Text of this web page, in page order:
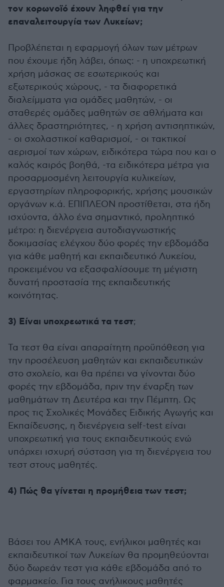
τον κορωνοϊό έχουν ληφθεί για την
επαναλειτουργία των Λυκείων;
Προβλέπεται η εφαρμογή όλων των μέτρων
που έχουμε ήδη λάβει, όπως: - η υποχρεωτική
χρήση μάσκας σε εσωτερικούς και
εξωτερικούς χώρους, - τα διαφορετικά
διαλείμματα για ομάδες μαθητών, - οι
σταθερές ομάδες μαθητών σε αθλήματα και
άλλες δραστηριότητες, - η χρήση αντισηπτικών,
- οι σχολαστικοί καθαρισμοί, - οι τακτικοί
αερισμοί των χώρων, ειδικότερα τώρα που και ο
καλός καιρός βοηθά, -τα ειδικότερα μέτρα για
προσαρμοσμένη λειτουργία κυλικείων,
εργαστηρίων πληροφορικής, χρήσης μουσικών
οργάνων κ.ά. ΕΠΙΠΛΕΟΝ προστίθεται, στα ήδη
ισχύοντα, άλλο ένα σημαντικό, προληπτικό
μέτρο: η διενέργεια αυτοδιαγνωστικής
δοκιμασίας ελέγχου δύο φορές την εβδομάδα
για κάθε μαθητή και εκπαιδευτικό Λυκείου,
προκειμένου να εξασφαλίσουμε τη μέγιστη
δυνατή προστασία της εκπαιδευτικής
κοινότητας.
3) Είναι υποχρεωτικά τα τεστ;
Τα τεστ θα είναι απαραίτητη προϋπόθεση για
την προσέλευση μαθητών και εκπαιδευτικών
στο σχολείο, και θα πρέπει να γίνονται δύο
φορές την εβδομάδα, πριν την έναρξη των
μαθημάτων τη Δευτέρα και την Πέμπτη. Ως
προς τις Σχολικές Μονάδες Ειδικής Αγωγής και
Εκπαίδευσης, η διενέργεια self-test είναι
υποχρεωτική για τους εκπαιδευτικούς ενώ
υπάρχει ισχυρή σύσταση για τη διενέργεια του
τεστ στους μαθητές.
4) Πώς θα γίνεται η προμήθεια των τεστ;
Βάσει του ΑΜΚΑ τους, ενήλικοι μαθητές και
εκπαιδευτικοί των Λυκείων θα προμηθεύονται
δύο δωρεάν τεστ για κάθε εβδομάδα από το
φαρμακείο. Για τους ανήλικους μαθητές